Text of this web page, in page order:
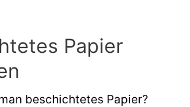
Papier
beschichtetes Papier?